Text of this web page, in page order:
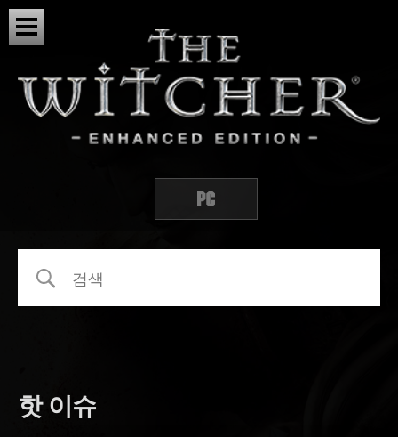
핫 이슈